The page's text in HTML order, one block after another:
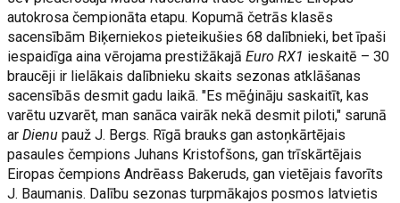
autokrosa čempionāta etapu. Kopumā četrās klasēs
sacensībām Biķerniekos pieteikušies 68 dalībnieki, bet īpaši
iespaidīga aina vērojama prestižākajāEuro RX1 ieskaitē – 30
braucēji ir lielākais dalībnieku skaits sezonas atklāšanas
sacensībās desmit gadu laikā. "Es mēģināju saskaitīt, kas
varētu uzvarēt, man sanāca vairāk nekā desmit piloti," sarunā
arDienupauž J. Bergs. Rīgā brauks gan astoņkārtējais
pasaules čempions Juhans Kristofšons, gan trīskārtējais
Eiropas čempions Andrēass Bakeruds, gan vietējais favorīts
J. Baumanis. Dalību sezonas turpmākajos posmos latvietis